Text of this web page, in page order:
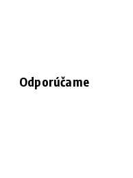
Odporúčame